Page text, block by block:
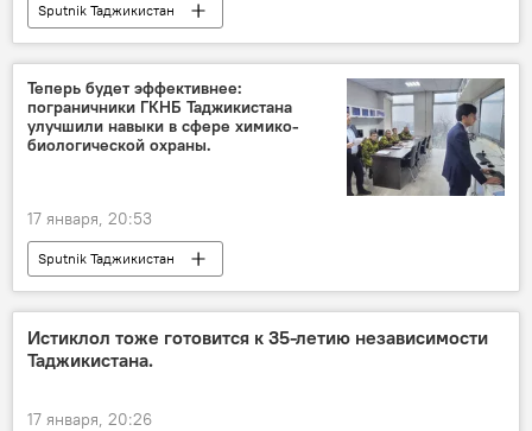
Sputnik Таджикистан
Теперь будет эффективнее:
пограничники ГКНБ Таджикистана
улучшили навыки в сфере химико-
биологической охраны.
17 января, 20:53
Sputnik Таджикистан
Истиклол тоже готовится к 35-летию независимости
Таджикистана.
17 января, 20:26